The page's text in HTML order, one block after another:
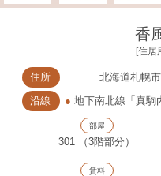
香
[住居
住所
北海道札幌
沿線
● 地下南北線「真駒
部屋
301 （3階部分）
賃料